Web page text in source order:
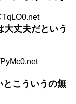
丈夫だという
とこういうの無